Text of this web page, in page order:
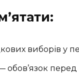
виборів у
обов’язок перед